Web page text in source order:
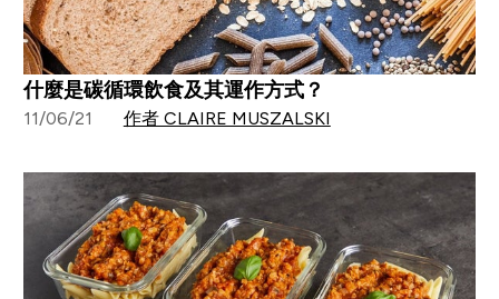
什麼是碳循環飲食及其運作方式？
11/06/21 作者 CLAIRE MUSZALSKI